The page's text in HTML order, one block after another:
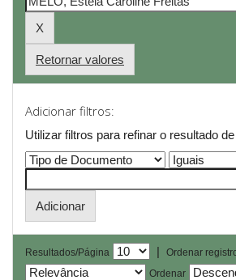
Retornar valores
Adicionar filtros:
Utilizar filtros para refinar o resultado
Resultados/Página |
Ordenar
Ordenar